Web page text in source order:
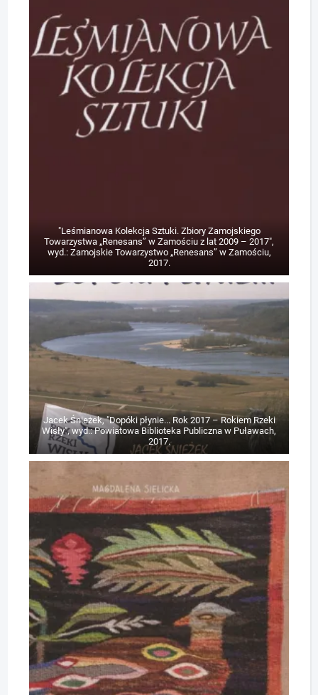
"Leśmianowa Kolekcja Sztuki. Zbiory Zamojskiego
Towarzystwa „Renesans” w Zamościu z lat 2009 – 2017",
wyd.: Zamojskie Towarzystwo „Renesans” w Zamościu,
2017.
Jacek Śnieżek, "Dopóki płynie... Rok 2017 – Rokiem Rzeki
Wisły", wyd.: Powiatowa Biblioteka Publiczna w Puławach,
2017.